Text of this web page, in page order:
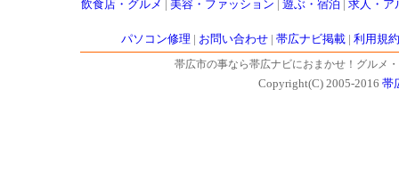
飲食店・グルメ 美容・ファッション 遊ぶ・宿泊 求人・ア
パソコン修理 お問い合わせ| 帯広ナビ掲載| 利用規約
帯広市の事なら帯広ナビにおまかせ！グルメ
Copyright(C) 2005-2016 帯